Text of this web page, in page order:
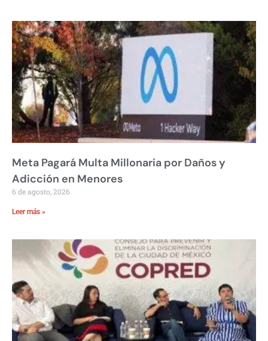
Meta Pagará Multa Millonaria por Daños y
Adicción en Menores
6 de agosto, 2026
Leer más »